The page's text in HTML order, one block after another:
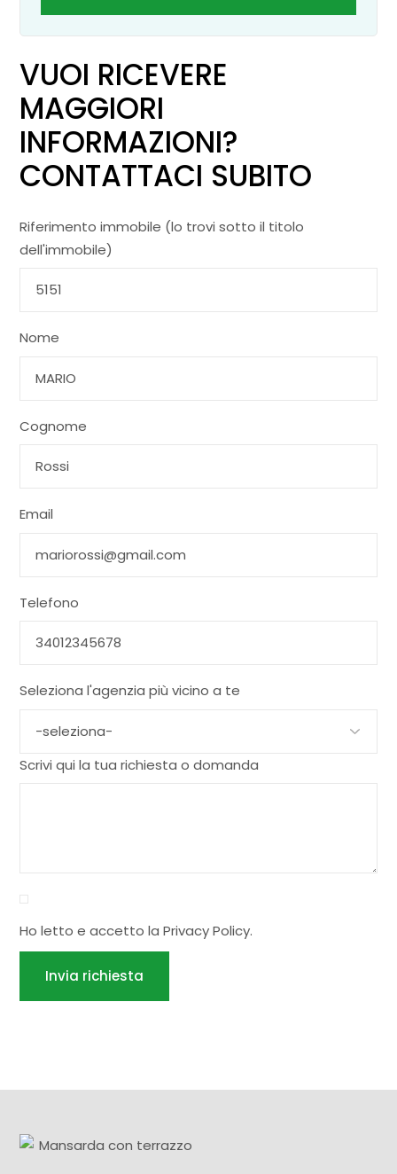
VUOI RICEVERE
MAGGIORI
INFORMAZIONI?
CONTATTACI SUBITO
Riferimento immobile (lo trovi sotto il titolo
dell'immobile)
Nome
Cognome
Email
Telefono
Seleziona l'agenzia più vicino a te
Scrivi qui la tua richiesta o domanda
Ho letto e accetto laPrivacy Policy.
Invia richiesta